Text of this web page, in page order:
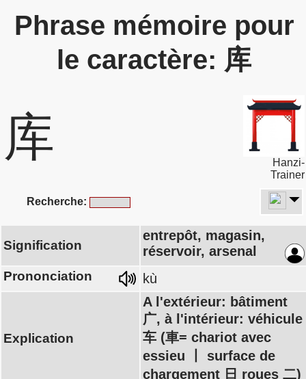
Phrase mémoire pour
le caractère: 库
库
Hanzi-
Trainer
Recherche:
Signification
entrepôt, magasin,
réservoir, arsenal
Prononciation kù
Explication
A l'extérieur: bâtiment
广, à l'intérieur: véhicule
车 (車= chariot avec
essieu 丨 surface de
chargement 日 roues 二)